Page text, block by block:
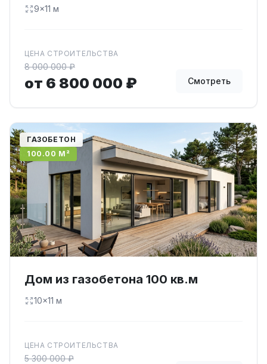
9×11 м
ЦЕНА СТРОИТЕЛЬСТВА
8 000 000 ₽
от 6 800 000 ₽ Смотреть
ГАЗОБЕТОН
100.00 М²
Дом из газобетона 100 кв.м
10×11 м
ЦЕНА СТРОИТЕЛЬСТВА
5 300 000 ₽